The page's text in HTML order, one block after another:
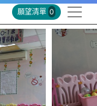
願望清單 0